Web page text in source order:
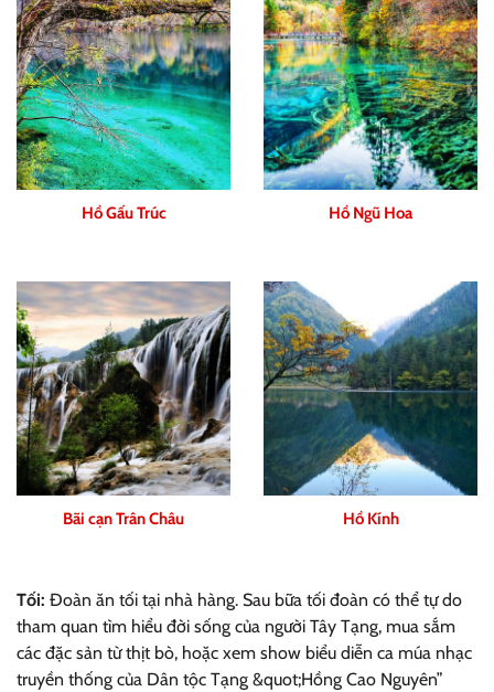
Hồ Gấu Trúc Hồ Ngũ Hoa
Bãi cạn Trân Châu Hồ Kính
Tối: Đoàn ăn tối tại nhà hàng. Sau bữa tối đoàn có thể tự do
tham quan tìm hiểu đời sống của người Tây Tạng, mua sắm
các đặc sản từ thịt bò, hoặc xem show biểu diễn ca múa nhạc
truyền thống của Dân tộc Tạng &quot;Hồng Cao Nguyên”